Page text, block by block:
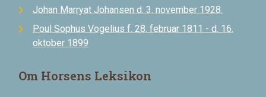
Johan Marryat Johansen d. 3. november 1928.
Poul Sophus Vogelius f. 28. februar 1811 - d. 16.
oktober 1899
Om Horsens Leksikon